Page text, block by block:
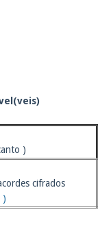
)
cifrados
)